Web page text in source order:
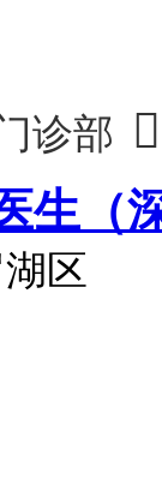
诊部 
生（
湖区